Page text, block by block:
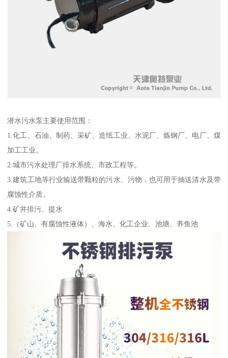
潜水污水泵主要使用范围：
1.化工、石油、制药、采矿、造纸工业、水泥厂、炼钢厂、电厂、煤
加工工业。
2.城市污水处理厂排水系统、市政工程等。
3.建筑工地等行业输送带颗粒的污水、污物，也可用于抽送清水及带
腐蚀性介质。
4.矿井排污、提水
5.（矿山、有腐蚀性液体）、海水、化工企业、池塘、养鱼池